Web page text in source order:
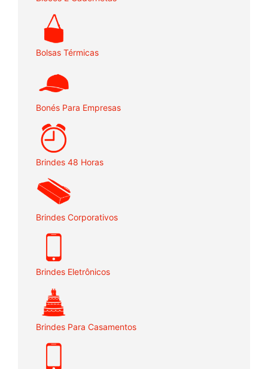
Bolsas Térmicas
Bonés Para Empresas
Brindes 48 Horas
Brindes Corporativos
Brindes Eletrônicos
Brindes Para Casamentos